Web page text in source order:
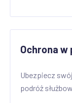
Ochrona w
Ubezpiecz
podróż